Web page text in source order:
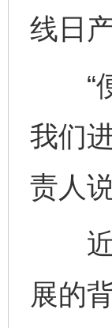
线日
“便
我们
责人说
近
展的